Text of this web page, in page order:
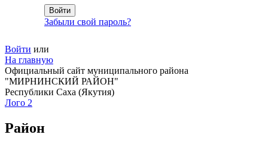
Забыли свой пароль?
Войти или
На главную
Официальный сайт муниципального района
"МИРНИНСКИЙ РАЙОН"
Республики Саха (Якутия)
Лого 2
Район